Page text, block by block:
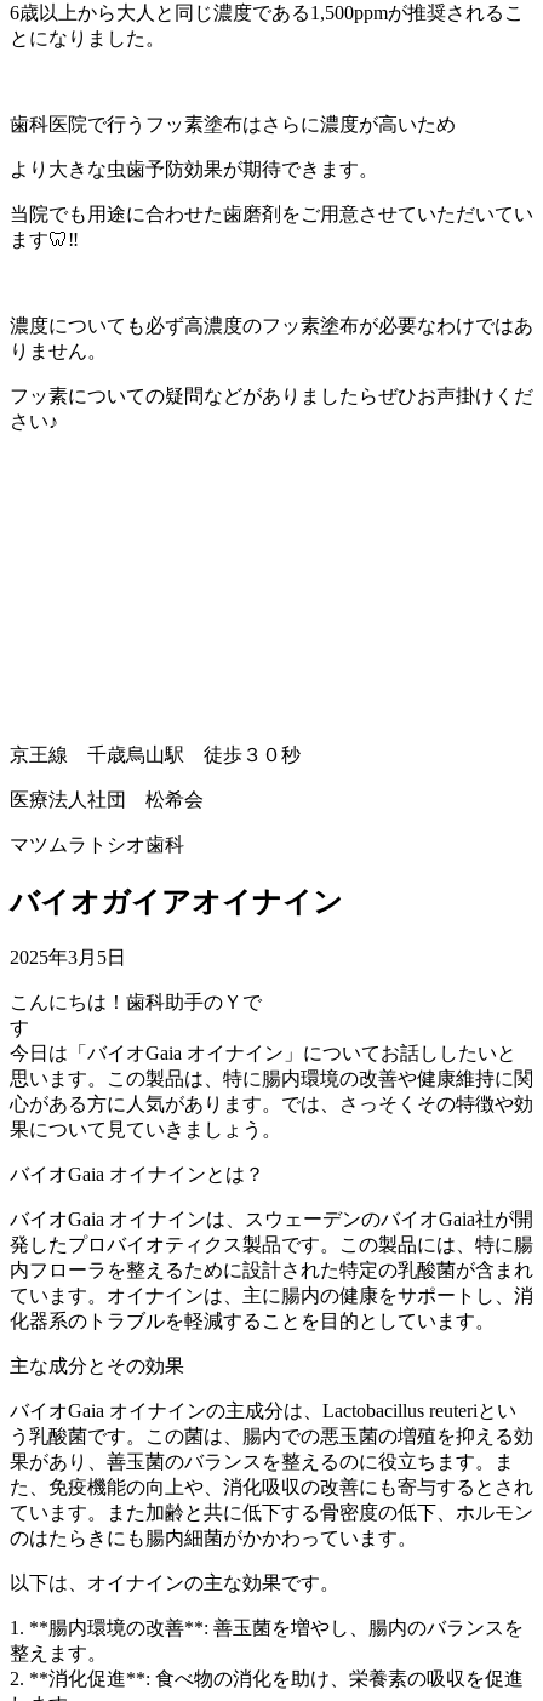
6歳以上から大人と同じ濃度である1,500ppmが推奨されるこ
とになりました。
歯科医院で行うフッ素塗布はさらに濃度が高いため
より大きな虫歯予防効果が期待できます。
当院でも用途に合わせた歯磨剤をご用意させていただいてい
ます🦷‼️
濃度についても必ず高濃度のフッ素塗布が必要なわけではあ
りません。
フッ素についての疑問などがありましたらぜひお声掛けくだ
さい♪
京王線 千歳烏山駅 徒歩３０秒
医療法人社団 松希会
マツムラトシオ歯科
バイオガイアオイナイン
2025年3月5日
こんにちは！歯科助手のＹで
今日は「バイオGaia オイナイン」についてお話ししたいと
思います。この製品は、特に腸内環境の改善や健康維持に関
心がある方に人気があります。では、さっそくその特徴や効
果について見ていきましょう。
バイオGaia オイナインとは？
バイオGaia オイナインは、スウェーデンのバイオGaia社が開
発したプロバイオティクス製品です。この製品には、特に腸
内フローラを整えるために設計された特定の乳酸菌が含まれ
ています。オイナインは、主に腸内の健康をサポートし、消
化器系のトラブルを軽減することを目的としています。
主な成分とその効果
バイオGaia オイナインの主成分は、Lactobacillus reuteriとい
う乳酸菌です。この菌は、腸内での悪玉菌の増殖を抑える効
果があり、善玉菌のバランスを整えるのに役立ちます。ま
た、免疫機能の向上や、消化吸収の改善にも寄与するとされ
ています。また加齢と共に低下する骨密度の低下、ホルモン
のはたらきにも腸内細菌がかかわっています。
以下は、オイナインの主な効果です。
1. **腸内環境の改善**: 善玉菌を増やし、腸内のバランスを
整えます。
2. **消化促進**: 食べ物の消化を助け、栄養素の吸収を促進